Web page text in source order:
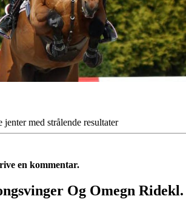
jenter med strålende resultater
en kommentar.
Og Omegn Ridekl.